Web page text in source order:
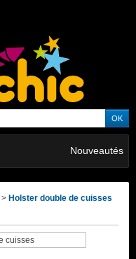
Nouveautés
> Holster double de cuisses